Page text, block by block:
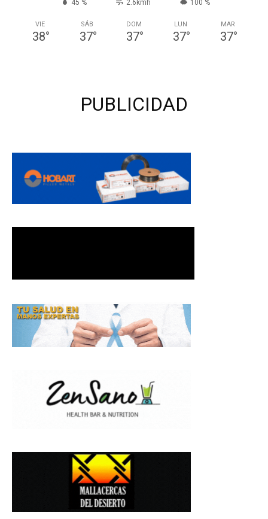
45 % 2.6kmh 100 %
VIE
38°
SÁB
37°
DOM
37°
LUN
37°
MAR
37°
PUBLICIDAD